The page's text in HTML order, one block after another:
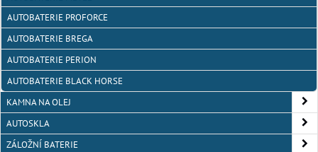
AUTOBATERIE PROFORCE
AUTOBATERIE BREGA
AUTOBATERIE PERION
AUTOBATERIE BLACK HORSE
KAMNA NA OLEJ
AUTOSKLA
ZÁLOŽNÍ BATERIE